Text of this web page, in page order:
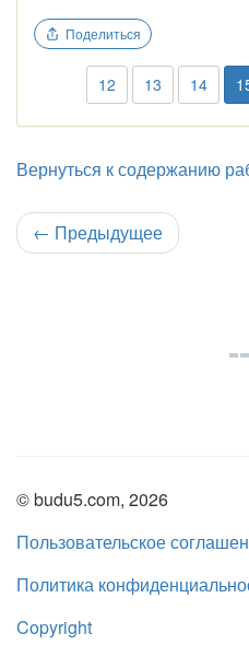
Поделиться
12 13 14
Вернуться к содержанию
← Предыдущее
© budu5.com, 2026
Пользовательское
Политика
Copyright